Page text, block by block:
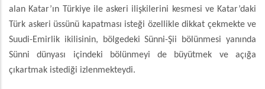
alan Katar’ın Türkiye ile askeri ilişkilerini kesmesi ve Katar’daki
Türk askeri üssünü kapatması isteği özellikle dikkat çekmekte ve
Suudi-Emirlik ikilisinin, bölgedeki Sünni-Şii bölünmesi yanında
Sünni dünyası içindeki bölünmeyi de büyütmek ve açığa
çıkartmak istediği izlenmekteydi.